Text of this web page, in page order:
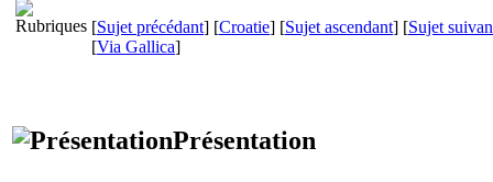
[Sujet précédant] [Croatie] [Sujet ascendant] [Sujet
[Via Gallica]
Présentation